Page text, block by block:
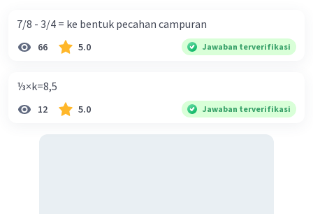
7/8 - 3/4 = ke bentuk pecahan campuran
66 5.0 Jawaban terverifikasi
⅓×k=8,5
12 5.0 Jawaban terverifikasi